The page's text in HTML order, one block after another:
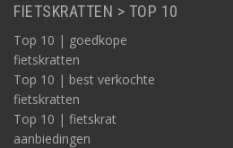
FIETSKRATTEN > TOP 10
Top 10 | goedkope
fietskratten
Top 10 | best verkochte
fietskratten
Top 10 | fietskrat
aanbiedingen